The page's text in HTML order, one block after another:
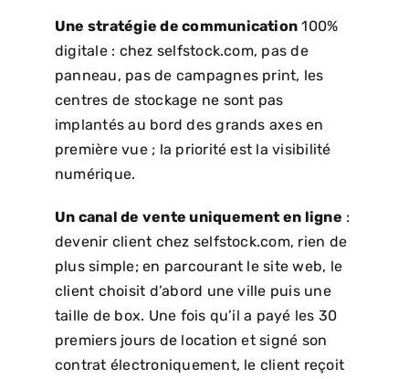
Une stratégie de communication 100%
digitale : chez selfstock.com, pas de
panneau, pas de campagnes print, les
centres de stockage ne sont pas
implantés au bord des grands axes en
première vue ; la priorité est la visibilité
numérique.
Un canal de vente uniquement en ligne :
devenir client chez selfstock.com, rien de
plus simple; en parcourant le site web, le
client choisit d’abord une ville puis une
taille de box. Une fois qu’il a payé les 30
premiers jours de location et signé son
contrat électroniquement, le client reçoit